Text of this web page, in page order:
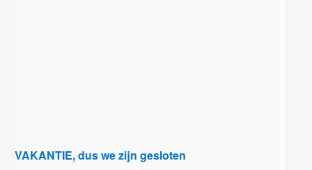
VAKANTIE, dus we zijn gesloten